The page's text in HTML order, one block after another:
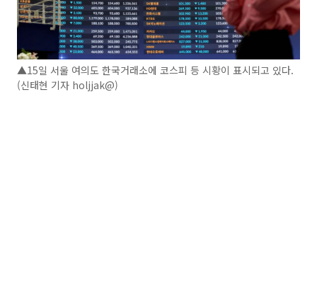
▲15일 서울 여의도 한국거래소에 코스피 등 시황이 표시되고 있다.
(신태현 기자 holjjak@)